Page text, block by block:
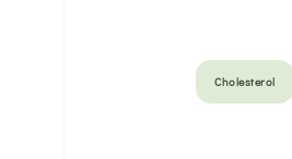
Cholesterol